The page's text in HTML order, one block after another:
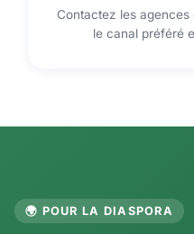
Contactez les
le canal préféré
🌍 POUR LA DIASPORA